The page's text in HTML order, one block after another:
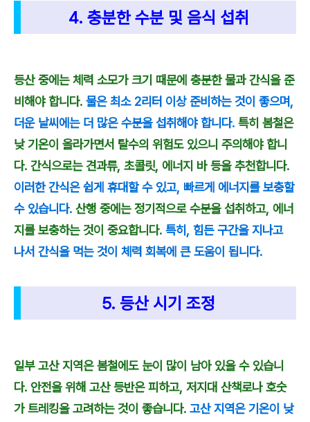
4. 충분한 수분 및 음식 섭취
등산 중에는 체력 소모가 크기 때문에 충분한 물과 간식을 준
비해야 합니다. 물은 최소 2리터 이상 준비하는 것이 좋으며,
더운 날씨에는 더 많은 수분을 섭취해야 합니다. 특히 봄철은
낮 기온이 올라가면서 탈수의 위험도 있으니 주의해야 합니
다. 간식으로는 견과류, 초콜릿, 에너지 바 등을 추천합니다.
이러한 간식은 쉽게 휴대할 수 있고, 빠르게 에너지를 보충할
수 있습니다. 산행 중에는 정기적으로 수분을 섭취하고, 에너
지를 보충하는 것이 중요합니다. 특히, 힘든 구간을 지나고
나서 간식을 먹는 것이 체력 회복에 큰 도움이 됩니다.
5. 등산 시기 조정
일부 고산 지역은 봄철에도 눈이 많이 남아 있을 수 있습니
다. 안전을 위해 고산 등반은 피하고, 저지대 산책로나 호숫
가 트레킹을 고려하는 것이 좋습니다. 고산 지역은 기온이 낮